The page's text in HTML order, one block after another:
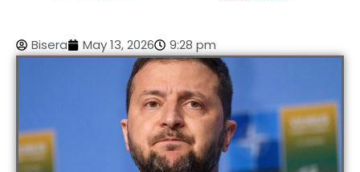
Bisera May 13, 2026 9:28 pm